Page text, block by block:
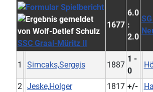
SSC Graal-Müritz II
1677
6.0
:
2.0
1 Simcaks,Sergejs 1887
1 -
0
2 Jeske,Holger 1817 +/-